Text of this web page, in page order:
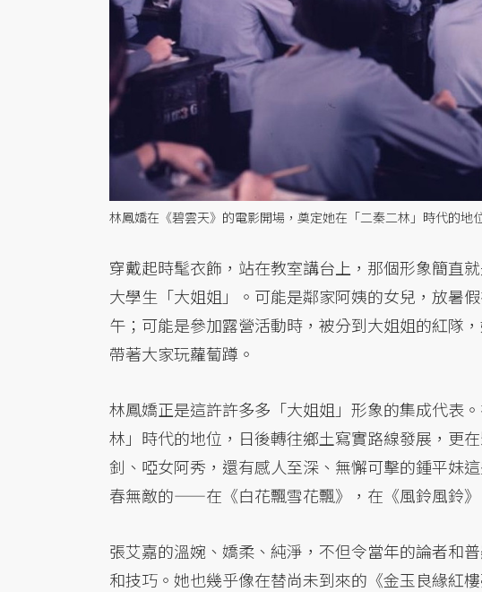
林鳳嬌在《碧雲天》的電影開場，奠定她在「二秦二林」時代的地
穿戴起時髦衣飾，站在教室講台上，那個形象簡直
大學生「大姐姐」。可能是鄰家阿姨的女兒，放暑
午；可能是參加露營活動時，被分到大姐姐的紅隊
帶著大家玩蘿蔔蹲。
林鳳嬌正是這許許多多「大姐姐」形象的集成代表
林」時代的地位，日後轉往鄉土寫實路線發展，更
釗、啞女阿秀，還有感人至深、無懈可擊的鍾平妹
春無敵的——在《白花飄雪花飄》，在《風鈴風鈴》
張艾嘉的溫婉、嬌柔、純淨，不但令當年的論者和
和技巧。她也幾乎像在替尚未到來的《金玉良緣紅